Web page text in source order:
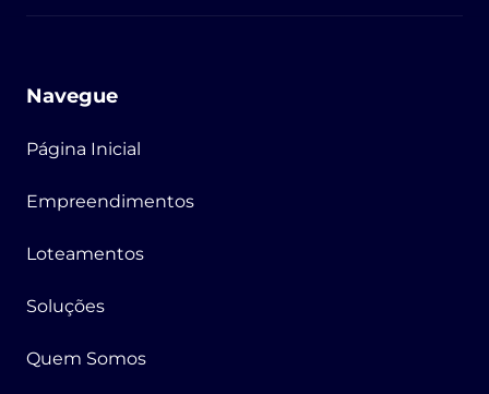
Navegue
Página Inicial
Empreendimentos
Loteamentos
Soluções
Quem Somos